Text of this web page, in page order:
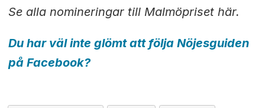
Se alla nomineringar till Malmöpriset här.
Du har väl inte glömt att följa Nöjesguiden
på Facebook?